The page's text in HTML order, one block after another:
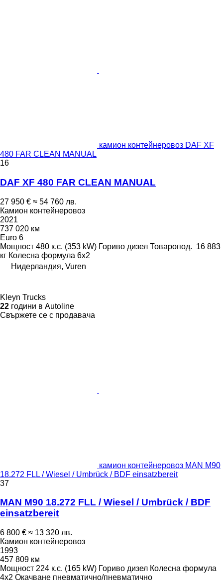
камион контейнеровоз DAF XF
480 FAR CLEAN MANUAL
16
DAF XF 480 FAR CLEAN MANUAL
27 950 € ≈ 54 760 лв.
Камион контейнеровоз
2021
737 020 км
Euro 6
Мощност 480 к.с. (353 kW) Гориво дизел Товаропод. 16 883
кг Колесна формула 6x2
Нидерландия, Vuren
Kleyn Trucks
22 години в Autoline
Свържете се с продавача
камион контейнеровоз MAN M90
18.272 FLL / Wiesel / Umbrück / BDF einsatzbereit
37
MAN M90 18.272 FLL / Wiesel / Umbrück / BDF
einsatzbereit
6 800 € ≈ 13 320 лв.
Камион контейнеровоз
1993
457 809 км
Мощност 224 к.с. (165 kW) Гориво дизел Колесна формула
4x2 Окачване пневматично/пневматично